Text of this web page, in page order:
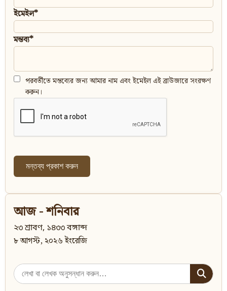
ইমেইল*
মন্তব্য*
পরবর্তীতে মন্তব্যের জন্য আমার নাম এবং ইমেইল এই ব্রাউজারে সংরক্ষণ
করুন।
আজ - শনিবার
২৩ শ্রাবণ, ১৪৩৩ বঙ্গাব্দ
৮ আগস্ট, ২০২৬ ইংরেজি
Search
for: